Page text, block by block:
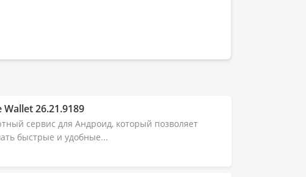
Wallet 26.21.9189
сервис для Андроид, который позволяет
быстрые и удобные...